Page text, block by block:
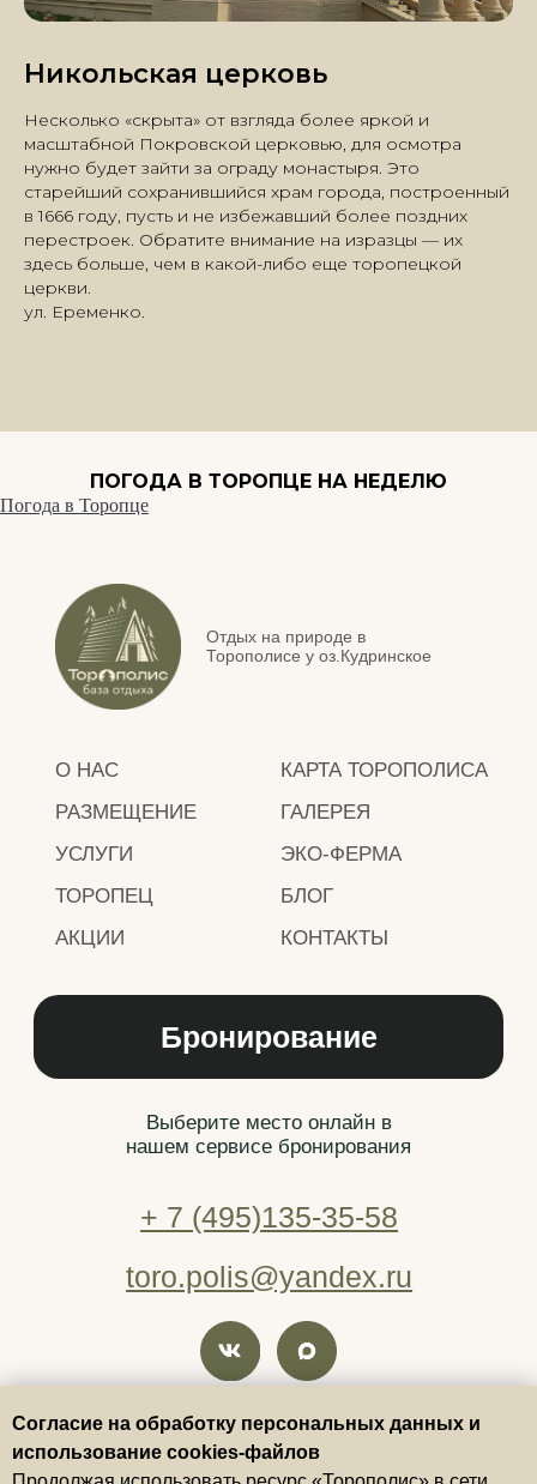
Никольская церковь
Несколько «скрыта» от взгляда более яркой и
масштабной Покровской церковью, для осмотра
нужно будет зайти за ограду монастыря. Это
старейший сохранившийся храм города, построенный
в 1666 году, пусть и не избежавший более поздних
перестроек. Обратите внимание на изразцы — их
здесь больше, чем в какой-либо еще торопецкой
церкви.
ул. Еременко.
ПОГОДА В ТОРОПЦЕ НА НЕДЕЛЮ
Погода в Торопце
Согласие на обработку персональных данных и
использование cookies-файлов